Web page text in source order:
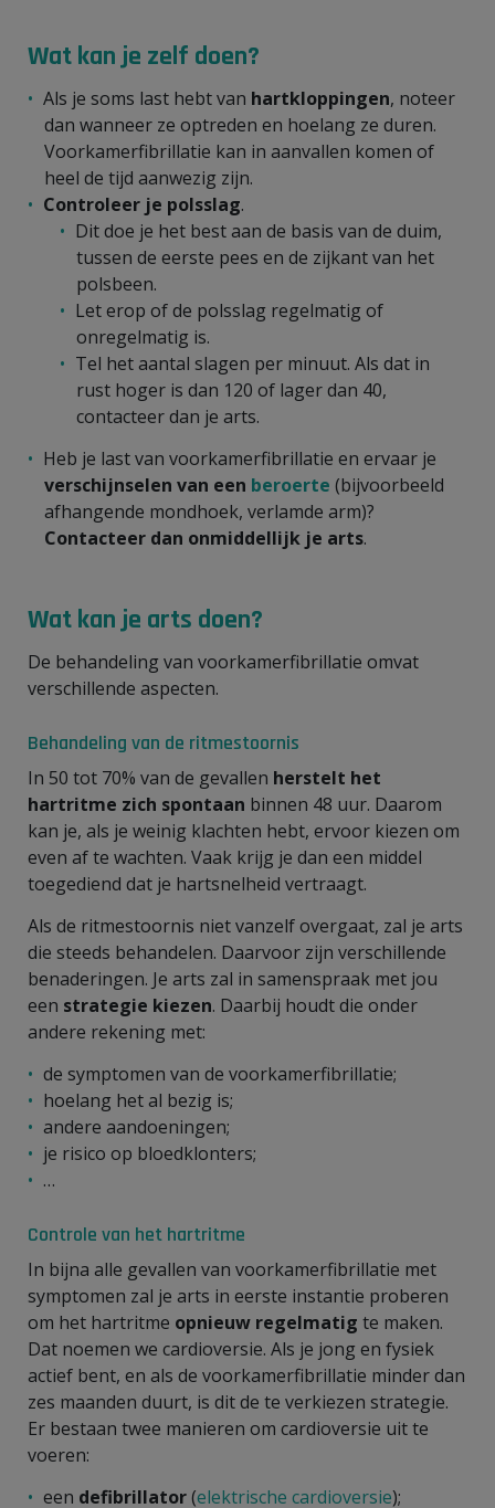
Wat kan je zelf doen?
Als je soms last hebt van hartkloppingen, noteer
dan wanneer ze optreden en hoelang ze duren.
Voorkamerfibrillatie kan in aanvallen komen of
heel de tijd aanwezig zijn.
Controleer je polsslag.
Dit doe je het best aan de basis van de duim,
tussen de eerste pees en de zijkant van het
polsbeen.
Let erop of de polsslag regelmatig of
onregelmatig is.
Tel het aantal slagen per minuut. Als dat in
rust hoger is dan 120 of lager dan 40,
contacteer dan je arts.
Heb je last van voorkamerfibrillatie en ervaar je
verschijnselen van een beroerte (bijvoorbeeld
afhangende mondhoek, verlamde arm)?
Contacteer dan onmiddellijk je arts.
Wat kan je arts doen?
De behandeling van voorkamerfibrillatie omvat
verschillende aspecten.
Behandeling van de ritmestoornis
In 50 tot 70% van de gevallen herstelt het
hartritme zich spontaan binnen 48 uur. Daarom
kan je, als je weinig klachten hebt, ervoor kiezen om
even af te wachten. Vaak krijg je dan een middel
toegediend dat je hartsnelheid vertraagt.
Als de ritmestoornis niet vanzelf overgaat, zal je arts
die steeds behandelen. Daarvoor zijn verschillende
benaderingen. Je arts zal in samenspraak met jou
een strategie kiezen. Daarbij houdt die onder
andere rekening met:
de symptomen van de voorkamerfibrillatie;
hoelang het al bezig is;
andere aandoeningen;
je risico op bloedklonters;
…
Controle van het hartritme
In bijna alle gevallen van voorkamerfibrillatie met
symptomen zal je arts in eerste instantie proberen
om het hartritme opnieuw regelmatig te maken.
Dat noemen we cardioversie. Als je jong en fysiek
actief bent, en als de voorkamerfibrillatie minder dan
zes maanden duurt, is dit de te verkiezen strategie.
Er bestaan twee manieren om cardioversie uit te
voeren:
een defibrillator(elektrische cardioversie);